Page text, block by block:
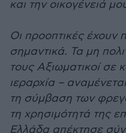
και την οικογένειά
Οι προοπτικές έχουν
σημαντικά. Τα μη
τους Αξιωματικοί σε
ιεραρχία –
τη σύμβαση των
τη χρησιμότητά της
Ελλάδα απέκτησε